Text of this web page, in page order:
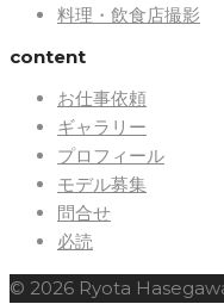
料理・飲食店撮影
content
お仕事依頼
ギャラリー
プロフィール
モデル募集
問合せ
必読
© 2026 Ryota